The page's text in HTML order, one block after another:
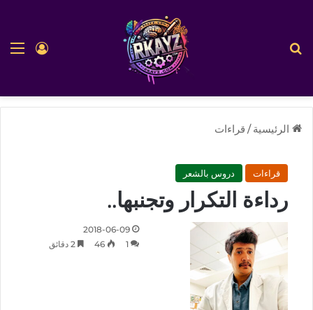
تسجيل
الرئيسية / قراءات
قراءات دروس بالشعر
رداءة التكرار وتجنبها..
2018-06-09
1
46